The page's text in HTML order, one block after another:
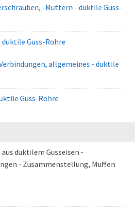
-Muttern - duktile Guss-
Guss-Rohre
allgemeines - duktile
Guss-Rohre
duktilem Gusseisen -
- Zusammenstellung, Muffen